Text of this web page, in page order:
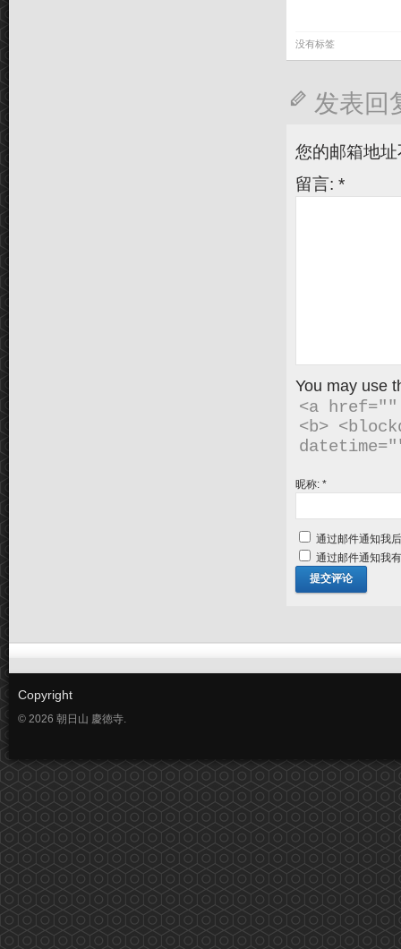
没有标签
发表回
您的邮箱地
留言: *
You may use
<a
<b>
昵称: *
通过邮件通知我
通过邮件通知我
Copyright
© 2026 朝日山 慶徳寺.